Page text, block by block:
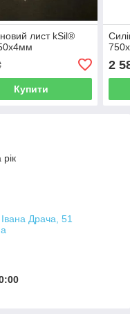
лист kSil®
Купити
2
Драча, 51